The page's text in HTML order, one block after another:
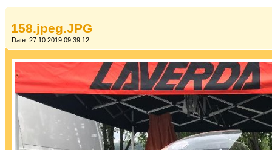
158.jpeg.JPG
Date: 27.10.2019 09:39:12